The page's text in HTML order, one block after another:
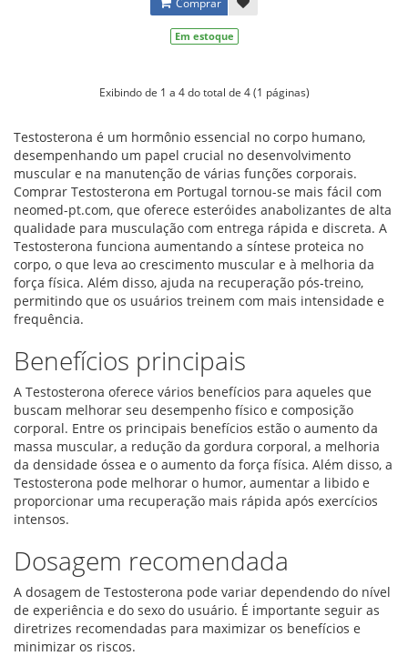
Comprar
Em estoque
Exibindo de 1 a 4 do total de 4 (1 páginas)
Testosterona é um hormônio essencial no corpo humano,
desempenhando um papel crucial no desenvolvimento
muscular e na manutenção de várias funções corporais.
Comprar Testosterona em Portugal tornou-se mais fácil com
neomed-pt.com, que oferece esteróides anabolizantes de alta
qualidade para musculação com entrega rápida e discreta. A
Testosterona funciona aumentando a síntese proteica no
corpo, o que leva ao crescimento muscular e à melhoria da
força física. Além disso, ajuda na recuperação pós-treino,
permitindo que os usuários treinem com mais intensidade e
frequência.
Benefícios principais
A Testosterona oferece vários benefícios para aqueles que
buscam melhorar seu desempenho físico e composição
corporal. Entre os principais benefícios estão o aumento da
massa muscular, a redução da gordura corporal, a melhoria
da densidade óssea e o aumento da força física. Além disso, a
Testosterona pode melhorar o humor, aumentar a libido e
proporcionar uma recuperação mais rápida após exercícios
intensos.
Dosagem recomendada
A dosagem de Testosterona pode variar dependendo do nível
de experiência e do sexo do usuário. É importante seguir as
diretrizes recomendadas para maximizar os benefícios e
minimizar os riscos.